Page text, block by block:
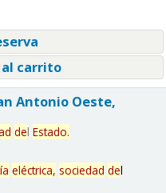
carrito
Antonio Oeste,
del Estado.
eléctrica, sociedad del